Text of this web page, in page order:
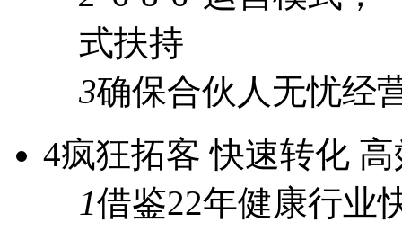
式扶持
3确保合伙人 无忧经
4疯狂拓客 快速转化
1借鉴22年健康行业